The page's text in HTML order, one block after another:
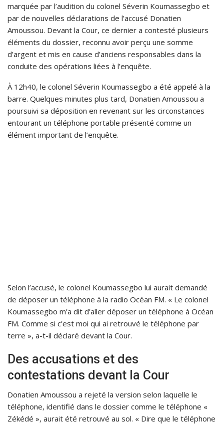
marquée par l’audition du colonel Séverin Koumassegbo et
par de nouvelles déclarations de l’accusé Donatien
Amoussou. Devant la Cour, ce dernier a contesté plusieurs
éléments du dossier, reconnu avoir perçu une somme
d’argent et mis en cause d’anciens responsables dans la
conduite des opérations liées à l’enquête.
À 12h40, le colonel Séverin Koumassegbo a été appelé à la
barre. Quelques minutes plus tard, Donatien Amoussou a
poursuivi sa déposition en revenant sur les circonstances
entourant un téléphone portable présenté comme un
élément important de l’enquête.
Selon l’accusé, le colonel Koumassegbo lui aurait demandé
de déposer un téléphone à la radio Océan FM. « Le colonel
Koumassegbo m’a dit d’aller déposer un téléphone à Océan
FM. Comme si c’est moi qui ai retrouvé le téléphone par
terre », a-t-il déclaré devant la Cour.
Des accusations et des
contestations devant la Cour
Donatien Amoussou a rejeté la version selon laquelle le
téléphone, identifié dans le dossier comme le téléphone «
Zékédé », aurait été retrouvé au sol. « Dire que le téléphone